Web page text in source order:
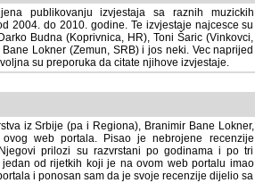
publikovanju izvjestaja sa raznih muzickih
2004. do 2010. godine. Te izvjestaje najcesce su
Budna (Koprivnica, HR), Toni Šaric (Vinkovci,
Lokner (Zemun, SRB) i jos neki. Vec naprijed
su preporuka da citate njihove izvjestaje.
iz Srbije (pa i Regiona), Branimir Bane Lokner,
web portala. Pisao je nebrojene recenzije muzickih
su razvrstani po godinama i po tri osnovne
koji je na ovom web portalu imao svoju rubriku.
sam da je svoje recenzije dijelio sa svima vama,